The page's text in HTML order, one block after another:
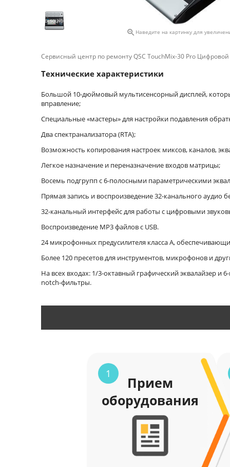
 Наведите на картинку для
Сервисный центр по ремонту QSC TouchMix-30 Pro
Технические характеристики
Большой 10-дюймовый мультисенсорный дисплей,
вправление;
Специальные «мастеры» для настройки подавления
Два спектранализатора (RTA);
Возможность копирования настроек миксов, каналов,
Легкое назначение и переназначение входов матрицы;
Восемь подгрупп с 6-полосными параметрическими
Прямая запись и воспроизведение 32-канального аудио
32-канальный интерфейс для работы с цифровыми
Воспроизведение MP3 файлов с USB.
24 микрофонных предусилителя класса A,
Более 120 пресетов для инструментов, микрофонов и
На всех входах: 1/3-октавный графический эквалайзер
notch-фильтры.
1
Прием
оборудования